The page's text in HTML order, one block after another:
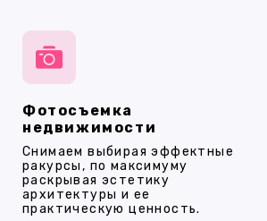
Фотосъемка
недвижимости
Снимаем выбирая эффектные
ракурсы, по максимуму
раскрывая эстетику
архитектуры и ее
практическую ценность.